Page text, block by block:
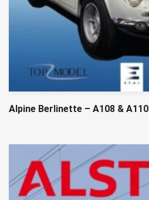
Alpine Berlinette – A108 & A110